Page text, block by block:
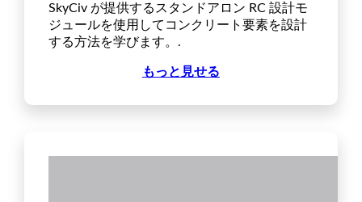
SkyCiv が提供するスタンドアロン RC 設計モ
ジュールを使用してコンクリート要素を設計
する方法を学びます。.
もっと見せる